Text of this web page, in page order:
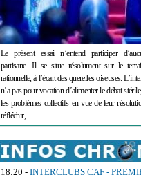
Le présent essai n’entend participer
partisane. Il se situe résolument sur le
rationnelle, à l’écart des querelles oiseuses.
n’a pas pour vocation d’alimenter le débat
les problèmes collectifs en vue de leur
réfléchir,
18:20 - INTERCLUBS CAF -